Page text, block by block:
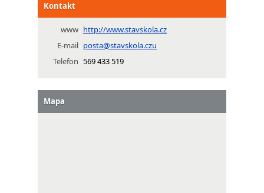
Kontakt
www http://www.stavskola.cz
E-mail posta@stavskola.czu
Telefon 569 433 519
Mapa